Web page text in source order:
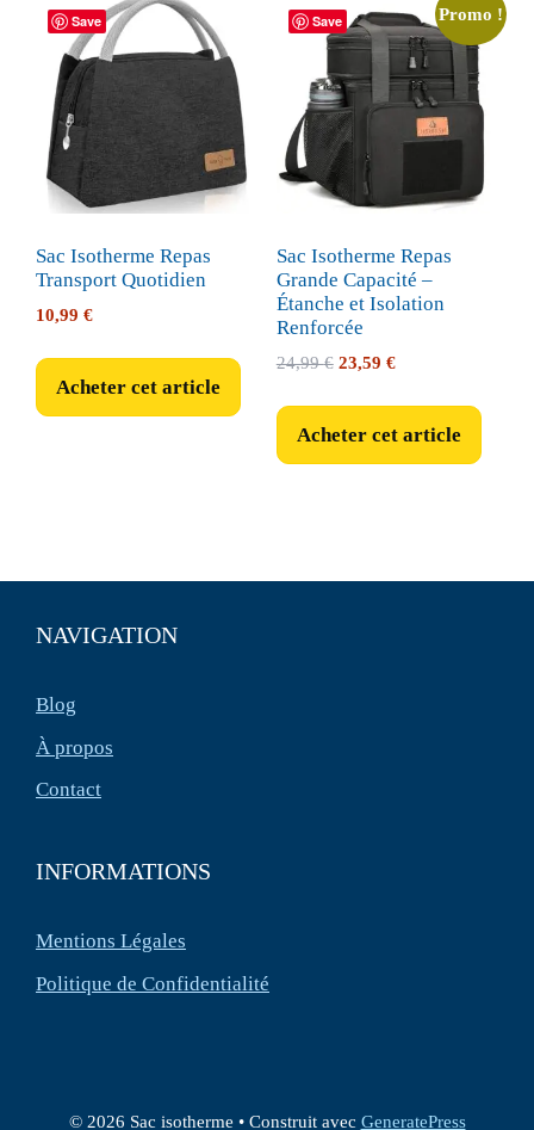
Save
Sac Isotherme Repas
Transport Quotidien
10,99 €
Acheter cet article
Save Promo !
Sac Isotherme Repas
Grande Capacité –
Étanche et Isolation
Renforcée
24,99€ Le
était :
23,59 €Le
est :
Acheter cet article
NAVIGATION
Blog
À propos
Contact
INFORMATIONS
Mentions Légales
Politique de Confidentialité
© 2026 Sac isotherme • Construit avec GeneratePress